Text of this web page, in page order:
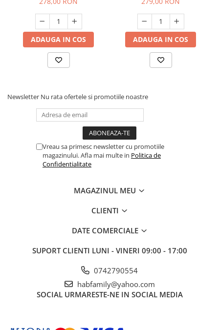
ADAUGA IN COS ADAUGA IN COS
Newsletter Nu rata ofertele si promotiile noastre
Vreau sa primesc newsletter cu promotiile
magazinului. Afla mai multe in Politica de
Confidentialitate
MAGAZINUL MEU
CLIENTI
DATE COMERCIALE
SUPORT CLIENTI LUNI - VINERI 09:00 - 17:00
0742790554
habfamily@yahoo.com
SOCIAL URMARESTE-NE IN SOCIAL MEDIA